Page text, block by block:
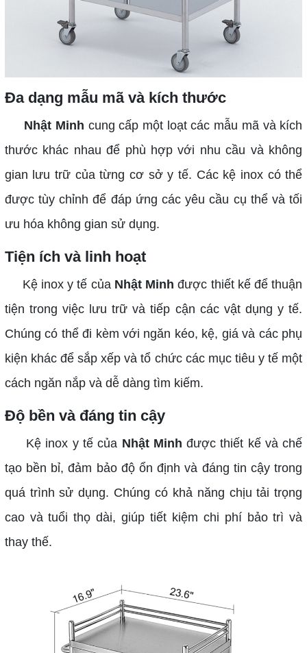
Đa dạng mẫu mã và kích thước
Nhật Minh cung cấp một loạt các mẫu mã và kích
thước khác nhau để phù hợp với nhu cầu và không
gian lưu trữ của từng cơ sở y tế. Các kệ inox có thể
được tùy chỉnh để đáp ứng các yêu cầu cụ thể và tối
ưu hóa không gian sử dụng.
Tiện ích và linh hoạt
Kệ inox y tế của Nhật Minh được thiết kế để thuận
tiện trong việc lưu trữ và tiếp cận các vật dụng y tế.
Chúng có thể đi kèm với ngăn kéo, kệ, giá và các phụ
kiện khác để sắp xếp và tổ chức các mục tiêu y tế một
cách ngăn nắp và dễ dàng tìm kiếm.
Độ bền và đáng tin cậy
Kệ inox y tế của Nhật Minh được thiết kế và chế
tạo bền bỉ, đảm bảo độ ổn định và đáng tin cậy trong
quá trình sử dụng. Chúng có khả năng chịu tải trọng
cao và tuổi thọ dài, giúp tiết kiệm chi phí bảo trì và
thay thế.